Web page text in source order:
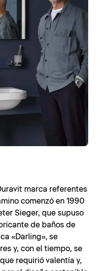
marca referentes
comenzó en 1990
Sieger, que supuso
de baños de
«Darling», se
y, con el tiempo, se
requirió valentía y,